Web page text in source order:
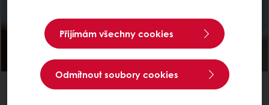
Přijímám všechny cookies
Odmítnout soubory cookies